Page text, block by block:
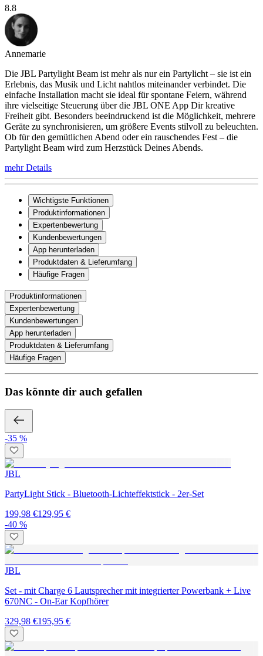
8.8
Annemarie
Die JBL Partylight Beam ist mehr als nur ein Partylicht – sie ist ein
Erlebnis, das Musik und Licht nahtlos miteinander verbindet. Die
einfache Installation macht sie ideal für spontane Feiern, während
ihre vielseitige Steuerung über die JBL ONE App Dir kreative
Freiheit gibt. Besonders beeindruckend ist die Möglichkeit, mehrere
Geräte zu synchronisieren, um größere Events stilvoll zu beleuchten.
Ob für den gemütlichen Abend oder ein rauschendes Fest – die
Partylight Beam wird zum Herzstück Deines Abends.
mehr Details
Wichtigste Funktionen
Produktinformationen
Expertenbewertung
Kundenbewertungen
App herunterladen
Produktdaten & Lieferumfang
Häufige Fragen
Produktinformationen
Expertenbewertung
Kundenbewertungen
App herunterladen
Produktdaten & Lieferumfang
Häufige Fragen
Das könnte dir auch gefallen
-35 %
JBL
PartyLight Stick - Bluetooth-Lichteffektstick - 2er-Set
199,98 €129,95 €
-40 %
JBL
Set - mit Charge 6 Lautsprecher mit integrierter Powerbank + Live
670NC - On-Ear Kopfhörer
329,98 €195,95 €